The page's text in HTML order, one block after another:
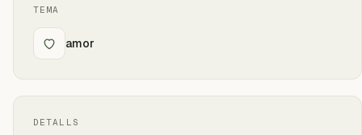
TEMA
amor
DETALLS